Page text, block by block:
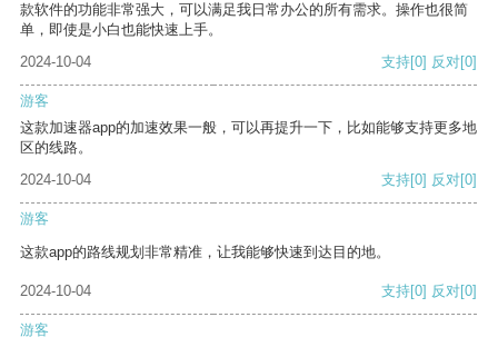
款软件的功能非常强大，可以满足我日常办公的所有需求。操作也很简
单，即使是小白也能快速上手。
2024-10-04
支持[0] 反对[0]
游客
这款加速器app的加速效果一般，可以再提升一下，比如能够支持更多地
区的线路。
2024-10-04
支持[0] 反对[0]
游客
这款app的路线规划非常精准，让我能够快速到达目的地。
2024-10-04 支持[0] 反对[0]
游客